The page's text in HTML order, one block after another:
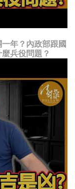
年？內政部跟國
兵役問題？